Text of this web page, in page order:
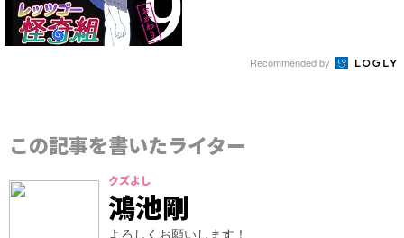
Recommended by
この記事を書いたライター
クズよし
鴻池剛
よろしくお願いします！